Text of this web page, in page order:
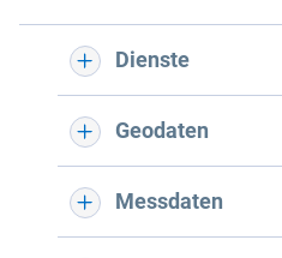
Dienste
Geodaten
Messdaten